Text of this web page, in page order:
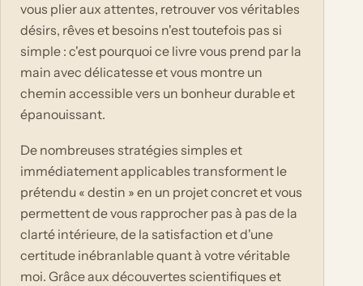
vous plier aux attentes, retrouver vos véritables
désirs, rêves et besoins n'est toutefois pas si
simple : c'est pourquoi ce livre vous prend par la
main avec délicatesse et vous montre un
chemin accessible vers un bonheur durable et
épanouissant.
De nombreuses stratégies simples et
immédiatement applicables transforment le
prétendu « destin » en un projet concret et vous
permettent de vous rapprocher pas à pas de la
clarté intérieure, de la satisfaction et d'une
certitude inébranlable quant à votre véritable
moi. Grâce aux découvertes scientifiques et